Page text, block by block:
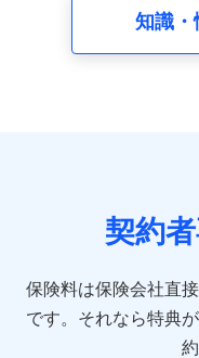
8.取引先個人情報
取引先としての選定業
10.受託業務の 個人
11.マイカー通勤管
ビスに関してのお問
知識・
契約
保険料は保険会社直
です。 それなら特典